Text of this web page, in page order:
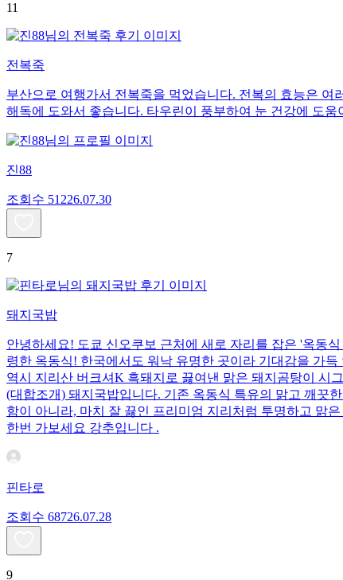
11
전복죽
부산으로 여행가서 전복죽을 먹었습니다. 전복의 효능은
해독에 도와서 좋습니다. 타우린이 풍부하여 눈 건강에 도움
진88
조회수 51226.07.30
7
돼지국밥
안녕하세요! 도쿄 신오쿠보 근처에 새로 자리를 잡은 '옥동
령한 옥동식! 한국에서도 워낙 유명한 곳이라 기대감을 가
역시 지리산 버크셔K 흑돼지로 끓여낸 맑은 돼지곰탕이 시
(대합조개) 돼지국밥입니다. 기존 옥동식 특유의 맑고 깨끗
함이 아니라, 마치 잘 끓인 프리미엄 지리처럼 투명하고 맑
한번 가보세요 강추입니다 .
핀타로
조회수 68726.07.28
9